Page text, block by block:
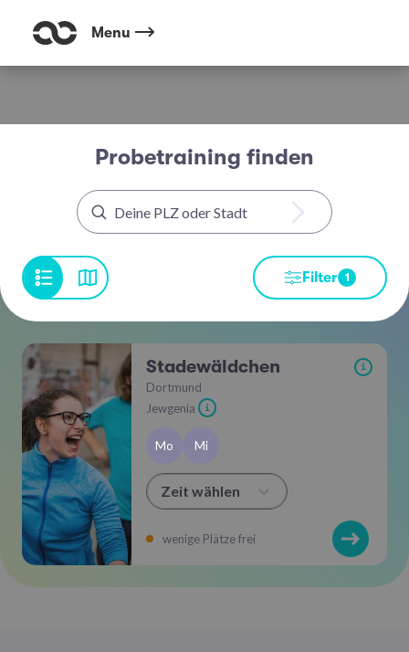
Menu
Probetraining finden
Filter 1
Stadewäldchen i
Dortmund
Jewgenia
i
Mo Mi
Zeit wählen
wenige Plätze frei